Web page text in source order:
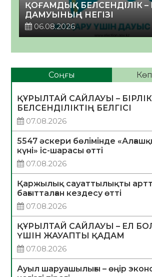
ҚОҒАМДЫҚ БЕЛСЕНДІЛІК –
ДАМУЫНЫҢ НЕГІЗІ
06.08.2026
Соңғы Көп
ҚҰРЫЛТАЙ САЙЛАУЫ –
БЕЛСЕНДІЛІКТІҢ БЕЛГІСІ
07.08.2026
5547 әскери бөлімінде
күні» іс-шарасы өтті
07.08.2026
Қаржылық сауаттылықты
бағытталған кездесу өтті
07.08.2026
ҚҰРЫЛТАЙ САЙЛАУЫ – ЕЛ
ҮШІН ЖАУАПТЫ ҚАДАМ
07.08.2026
Ауыл шаруашылығы – өңір